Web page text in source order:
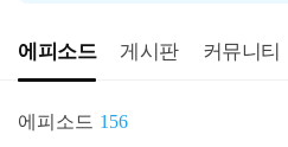
에피소드 게시판 커뮤니티
에피소드 156